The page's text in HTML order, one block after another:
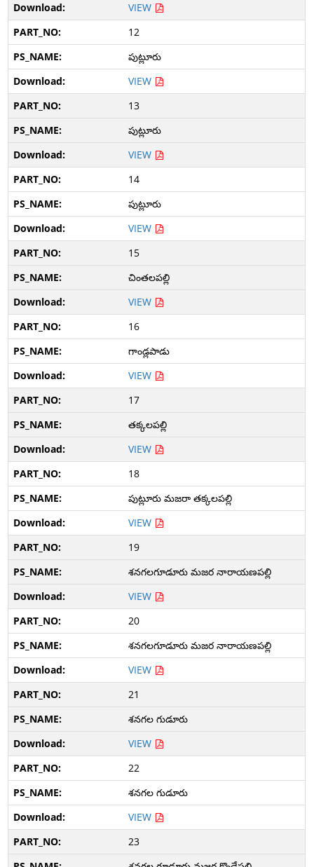
VIEW
12
పుట్లూరు
VIEW
13
పుట్లూరు
VIEW
14
పుట్లూరు
VIEW
15
చింతలపల్లి
VIEW
16
గాండ్లపాడు
VIEW
17
తక్కలపల్లి
VIEW
18
పుట్లూరు మజరా తక్కలపల్లి
VIEW
19
శనగలగూడూరు మజర నారాయణపల్లి
VIEW
20
శనగలగూడూరు మజర నారాయణపల్లి
VIEW
21
శనగల గుడూరు
VIEW
22
శనగల గుడూరు
VIEW
23